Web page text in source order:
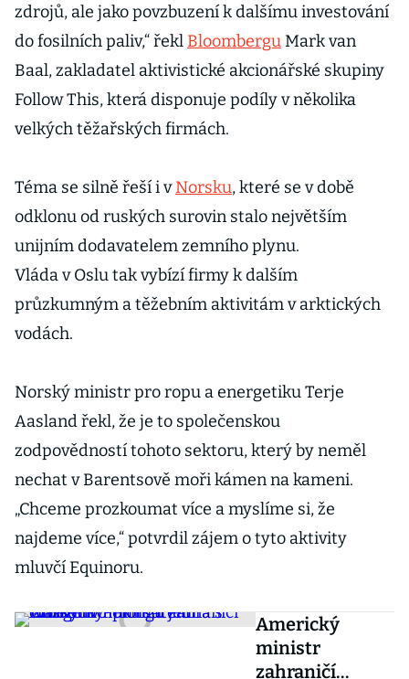
Martin
Novák z
Broker
Consulting
zdrojů, ale jako povzbuzení k dalšímu investování
do fosilních paliv,“ řekl BloomberguMark van
Baal, zakladatel aktivistické akcionářské skupiny
Follow This, která disponuje podíly v několika
velkých těžařských firmách.
Téma se silně řeší i vNorsku, které se v době
odklonu od ruských surovin stalo největším
unijním dodavatelem zemního plynu.
Vláda v Oslu tak vybízí firmy k dalším
průzkumným a těžebním aktivitám v arktických
vodách.
Norský ministr pro ropu a energetiku Terje
Aasland řekl, že je to společenskou
zodpovědností tohoto sektoru, který by neměl
nechat v Barentsově moři kámen na kameni.
„Chceme prozkoumat více a myslíme si, že
najdeme více,“ potvrdil zájem o tyto aktivity
mluvčí Equinoru.
Americký
ministr
zahraničí